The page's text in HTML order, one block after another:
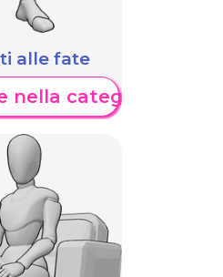
alle fate
nella categoria